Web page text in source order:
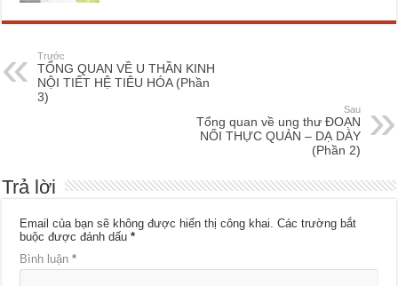
Trước
TỔNG QUAN VỀ U THẦN KINH
NỘI TIẾT HỆ TIÊU HÓA (Phần
3)
Sau
Tổng quan về ung thư ĐOẠN
NỐI THỰC QUẢN – DẠ DÀY
(Phần 2)
Trả lời
Email của bạn sẽ không được hiển thị công khai.
Các trường bắt
buộc được đánh dấu*
Bình luận*